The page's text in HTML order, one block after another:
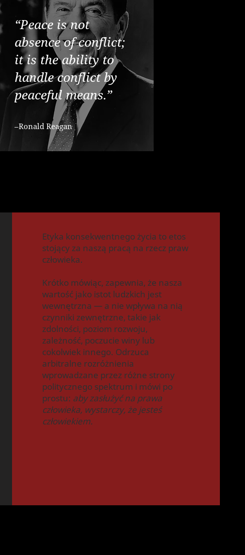
“Peace is not
absence of conflict;
it is the ability to
handle conflict by
peaceful means.”
–Ronald Reagan
Etyka konsekwentnego życia to etos
stojący za naszą pracą na rzecz praw
człowieka.
Krótko mówiąc, zapewnia, że nasza
wartość jako istot ludzkich jest
wewnętrzna — a nie wpływa na nią
czynniki zewnętrzne, takie jak
zdolności, poziom rozwoju,
zależność, poczucie winy lub
cokolwiek innego. Odrzuca
arbitralne rozróżnienia
wprowadzane przez różne strony
politycznego spektrum i mówi po
prostu: aby zasłużyć na prawa
człowieka, wystarczy, że jesteś
człowiekiem.